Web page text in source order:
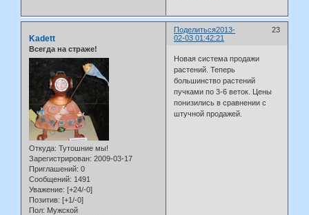
Поделиться 23
2013-
02-03 01:42:21
Kadett
Всегда на страже!
Откуда: Тутошние мы!
Зарегистрирован: 2009-03-17
Приглашений: 0
Сообщений: 1491
Уважение: [+24/-0]
Позитив: [+1/-0]
Пол: Мужской
Новая система продажи
растений. Теперь
большинство растений
пучками по 3-6 веток. Цены
понизились в сравнении с
штучной продажей.